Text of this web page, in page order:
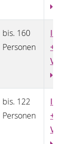
bis. 160
Personen
Infos
+
Video
bis. 122
Personen
Infos
+
Video